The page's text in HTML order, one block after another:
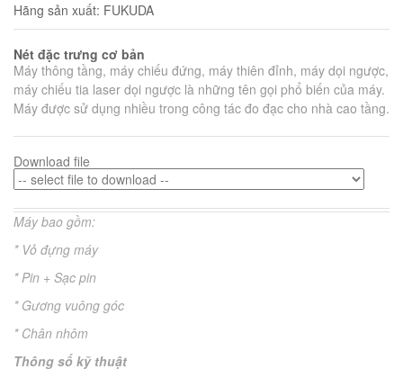
Hãng sản xuất: FUKUDA
Nét đặc trưng cơ bản
Máy thông tầng, máy chiếu đứng, máy thiên đỉnh, máy dọi ngược,
máy chiếu tia laser dọi ngược là những tên gọi phổ biến của máy.
Máy được sử dụng nhiều trong công tác đo đạc cho nhà cao tầng.
Download file
Máy bao gồm:
* Vỏ đựng máy
* Pin + Sạc pin
* Gương vuông góc
* Chân nhôm
Thông số kỹ thuật